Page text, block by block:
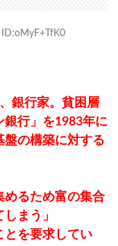
銀行家。貧困層
銀行」を1983年に
盤の構築に対する
めるため富の集合
まう」
とを要求してい